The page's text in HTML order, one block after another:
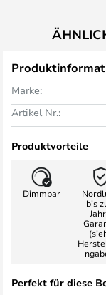
Marke:
Artikel Nr.:
Produktvorteile
Dimmbar
bis
Perfekt für diese